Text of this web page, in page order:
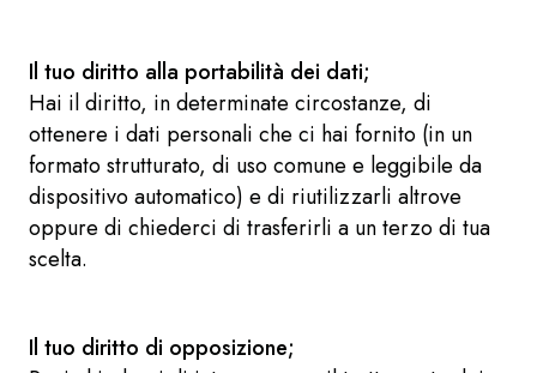
Il tuo diritto alla portabilità dei dati;
Hai il diritto, in determinate circostanze, di
ottenere i dati personali che ci hai fornito (in un
formato strutturato, di uso comune e leggibile da
dispositivo automatico) e di riutilizzarli altrove
oppure di chiederci di trasferirli a un terzo di tua
scelta.
Il tuo diritto di opposizione;